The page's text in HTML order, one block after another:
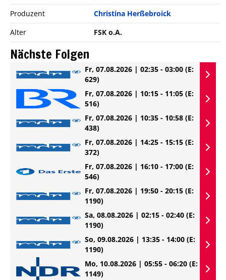
Produzent
Christina Herßebroick
Alter
FSK o.A.
Nächste Folgen
Fr, 07.08.2026 | 02:35 - 03:00 (E:
629)
Fr, 07.08.2026 | 10:15 - 11:05 (E:
516)
Fr, 07.08.2026 | 10:35 - 10:58 (E:
438)
Fr, 07.08.2026 | 14:25 - 15:15 (E:
372)
Fr, 07.08.2026 | 16:10 - 17:00 (E:
546)
Fr, 07.08.2026 | 19:50 - 20:15 (E:
1190)
Sa, 08.08.2026 | 02:15 - 02:40 (E:
1190)
So, 09.08.2026 | 13:35 - 14:00 (E:
1190)
Mo, 10.08.2026 | 05:55 - 06:20 (E:
1149)